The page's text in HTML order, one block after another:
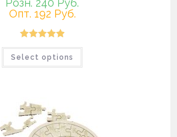
Опт. 192 Руб.
Оценка5.00
из 5
Select options